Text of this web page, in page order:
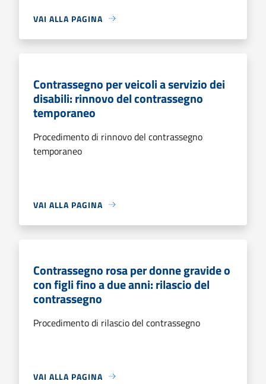
VAI ALLA PAGINA
Contrassegno per veicoli a servizio dei
disabili: rinnovo del contrassegno
temporaneo
Procedimento di rinnovo del contrassegno
temporaneo
VAI ALLA PAGINA
Contrassegno rosa per donne gravide o
con figli fino a due anni: rilascio del
contrassegno
Procedimento di rilascio del contrassegno
VAI ALLA PAGINA